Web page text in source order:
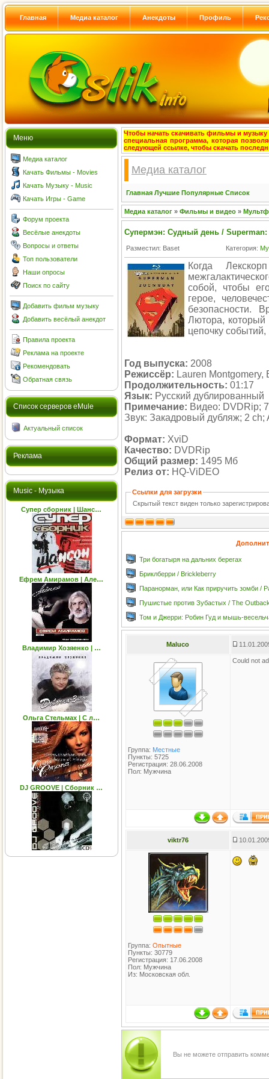
Главная Медиа каталог Анекдоты Профиль
Меню
Медиа каталог
Качать Фильмы - Movies
Качать Музыку - Music
Качать Игры - Game
Форум проекта
Весёлые анекдоты
Вопросы и ответы
Топ пользователи
Наши опросы
Поиск по сайту
Добавить фильм музыку
Добавить весёлый анекдот
Правила проекта
Реклама на проекте
Рекомендовать
Обратная связь
Cписок серверов eMule
Актуальный список
Реклама
Music - Музыка
Супер сборник | Шанс…
Ефрем Амирамов | Але…
Владимир Хозяенко | …
Ольга Стельмах | С л…
DJ GROOVE | Сборник …
Чтобы начать скачивать фильмы и музыку
специальная программа, которая
следующей ссылке, чтобы скачать
Медиа каталог
Главная Лучшие Популярные Список
Медиа каталог » Фильмы и видео »
Супермэн: Судный день / Superman:
Разместил: Baset Категория:
Когда
собой, чтобы
герое,
безопасности.
Лютора, который
цепочку
Год выпуска: 2008
Режиссёр: Lauren Montgomery,
Продолжительность: 01:17
Язык: Русский дублированный
Примечание: Видео: DVDRip;
Звук: Закадровый дубляж; 2 ch;
Формат: XviD
Качество: DVDRip
Общий размер: 1495 Мб
Релиз от: HQ-ViDEO
Ссылки для загрузки
Скрытый текст виден только
Три богатыря на дальних берегах
Бриклберри / Brickleberry
Паранорман, или Как приручить зомби /
Пушистые против Зубастых / The
Том и Джерри: Робин Гуд и мышь-
Maluco
Группа: Местные
Пункты: 5725
Регистрация: 28.06.2008
Пол: Мужчина
Could not
viktr76
Группа: Опытные
Пункты: 30779
Регистрация: 17.06.2008
Пол: Мужчина
Из: Московская обл.
Вы не можете отправить